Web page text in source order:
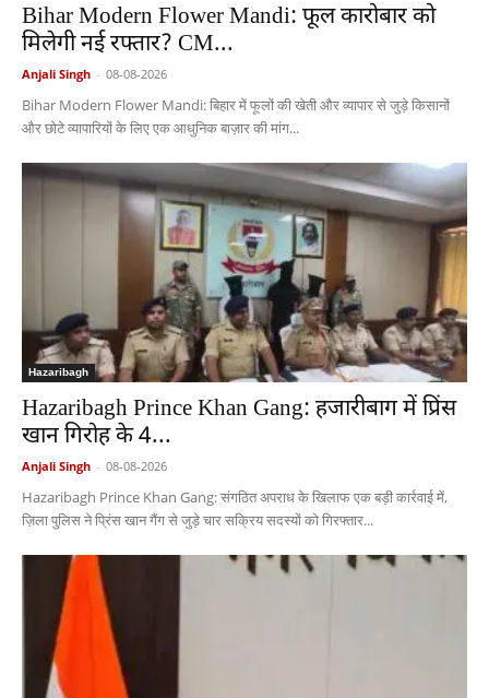
Bihar Modern Flower Mandi: फूल कारोबार को
मिलेगी नई रफ्तार? CM...
Anjali Singh - 08-08-2026
Bihar Modern Flower Mandi: बिहार में फूलों की खेती और व्यापार से जुड़े किसानों
और छोटे व्यापारियों के लिए एक आधुनिक बाज़ार की मांग...
Hazaribagh
Hazaribagh Prince Khan Gang: हजारीबाग में प्रिंस
खान गिरोह के 4...
Anjali Singh - 08-08-2026
Hazaribagh Prince Khan Gang: संगठित अपराध के खिलाफ एक बड़ी कार्रवाई में,
ज़िला पुलिस ने प्रिंस खान गैंग से जुड़े चार सक्रिय सदस्यों को गिरफ्तार...